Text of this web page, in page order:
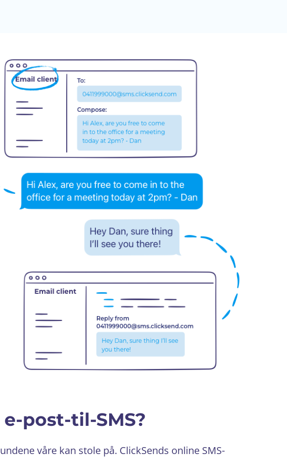
post-til-SMS?
våre kan stole på. ClickSends online SMS-